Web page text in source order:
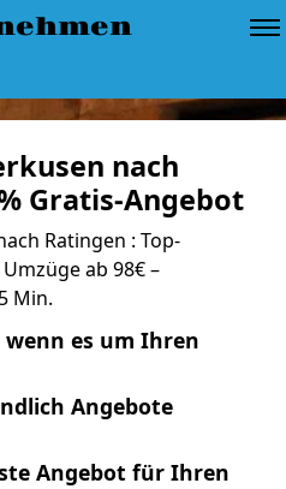
nach
Gratis-Angebot
Ratingen : Top-
ab 98€ –
Min.
es um Ihren
Angebote
Angebot für Ihren